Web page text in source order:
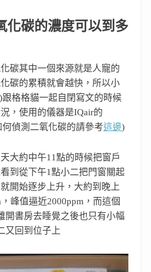
化碳的濃度可以到多
碳其中一個來源就是人寵的
碳的累積就會越快，所以小
格格貓一起自閉寫文的時候
，使用的儀器是IQair的
偵測二氧化碳的請參考這邊)
大約中午11點的時候把窗戶
到從下午1點小二把門窗關起
開始逐步上升，大約到晚上
峰值逼近2000ppm，而這個
開書房去睡覺之後也只有小幅
又回到位子上